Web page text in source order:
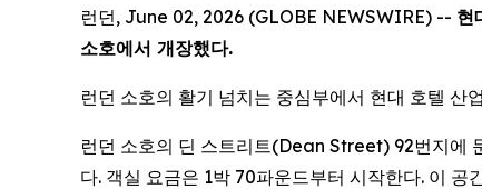
런던, June 02, 2026 (GLOBE NEWSWIRE) -- 현
소호에서 개장했다.
런던 소호의 활기 넘치는 중심부에서 현대 호텔 산
런던 소호의 딘 스트리트(Dean Street) 92번지에
다. 객실 요금은 1박 70파운드부터 시작한다. 이